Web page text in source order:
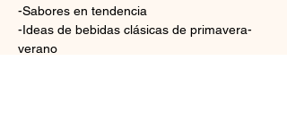
-Sabores en tendencia
-Ideas de bebidas clásicas de primavera-
verano